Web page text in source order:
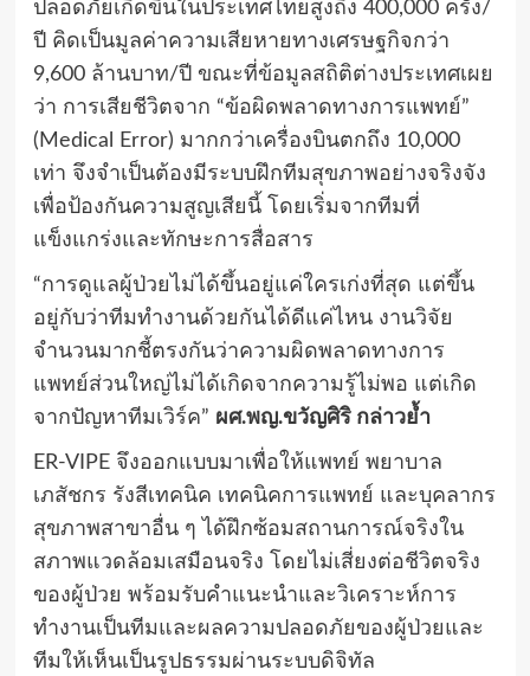
ปลอดภัยเกิดขึ้นในประเทศไทยสูงถึง 400,000 ครั้ง/
ปี คิดเป็นมูลค่าความเสียหายทางเศรษฐกิจกว่า
9,600 ล้านบาท/ปี ขณะที่ข้อมูลสถิติต่างประเทศเผย
ว่า การเสียชีวิตจาก “ข้อผิดพลาดทางการแพทย์”
(Medical Error) มากกว่าเครื่องบินตกถึง 10,000
เท่า จึงจำเป็นต้องมีระบบฝึกทีมสุขภาพอย่างจริงจัง
เพื่อป้องกันความสูญเสียนี้ โดยเริ่มจากทีมที่
แข็งแกร่งและทักษะการสื่อสาร
“การดูแลผู้ป่วยไม่ได้ขึ้นอยู่แค่ใครเก่งที่สุด แต่ขึ้น
อยู่กับว่าทีมทำงานด้วยกันได้ดีแค่ไหน งานวิจัย
จำนวนมากชี้ตรงกันว่าความผิดพลาดทางการ
แพทย์ส่วนใหญ่ไม่ได้เกิดจากความรู้ไม่พอ แต่เกิด
จากปัญหาทีมเวิร์ค” ผศ.พญ.ขวัญศิริ กล่าวย้ำ
ER-VIPE จึงออกแบบมาเพื่อให้แพทย์ พยาบาล
เภสัชกร รังสีเทคนิค เทคนิคการแพทย์ และบุคลากร
สุขภาพสาขาอื่น ๆ ได้ฝึกซ้อมสถานการณ์จริงใน
สภาพแวดล้อมเสมือนจริง โดยไม่เสี่ยงต่อชีวิตจริง
ของผู้ป่วย พร้อมรับคำแนะนำและวิเคราะห์การ
ทำงานเป็นทีมและผลความปลอดภัยของผู้ป่วยและ
ทีมให้เห็นเป็นรูปธรรมผ่านระบบดิจิทัล